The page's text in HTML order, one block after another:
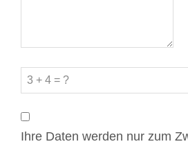
Ihre Daten werden nur zum